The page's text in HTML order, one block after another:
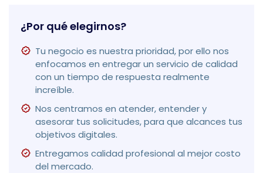
¿Por qué elegirnos?
Tu negocio es nuestra prioridad, por ello nos
enfocamos en entregar un servicio de calidad
con un tiempo de respuesta realmente
increíble.
Nos centramos en atender, entender y
asesorar tus solicitudes, para que alcances tus
objetivos digitales.
Entregamos calidad profesional al mejor costo
del mercado.